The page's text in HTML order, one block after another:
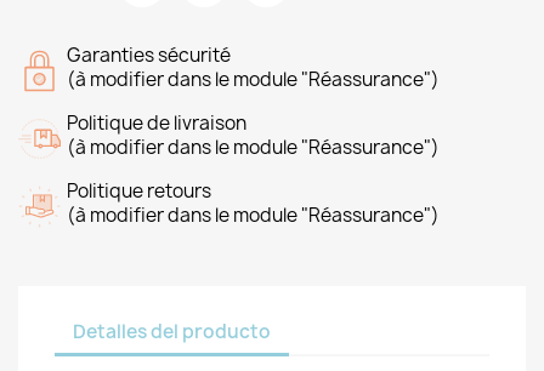
Garanties sécurité
(à modifier dans le module "Réassurance")
Politique de livraison
(à modifier dans le module "Réassurance")
Politique retours
(à modifier dans le module "Réassurance")
Detalles del producto